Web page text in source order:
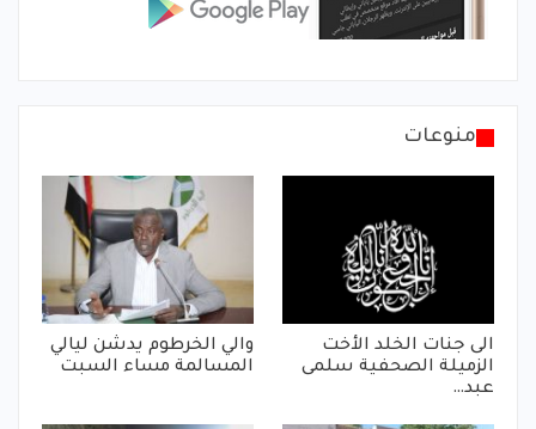
منوعات
الى جنات الخلد الأخت
الزميلة الصحفية سلمى
عبد…
والي الخرطوم يدشن ليالي
المسالمة مساء السبت